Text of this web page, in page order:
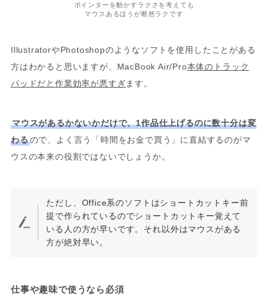
ポインターを動かすラクさを考えても
マウスあるほうが断然ラクです
IllustratorやPhotoshopのようなソフトを使用したことがある
方はわかると思いますが、MacBook Air/Pro本体のトラック
パッドだと作業効率が悪すぎます。
マウスがあるかないかだけで、1作品仕上げるのに数十分は変
わるので、よく言う「時間をお金で買う」に直結するのがマ
ウスの本来の役割ではないでしょうか。
ただし、Office系のソフトはショートカットキー前
提で作られているのでショートカットキー覚えて
いる人の方が早いです。それ以外はマウスがある
方が絶対早い。
仕事や趣味で使うなら必須